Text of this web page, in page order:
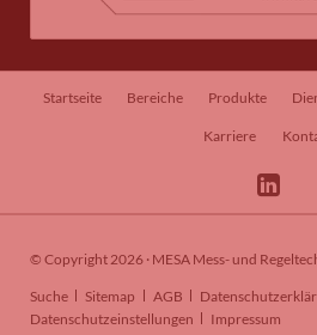
Navigation
Startseite Bereiche Produkte
Karriere
© Copyright 2026 · MESA Mess- und
Navigation
überspringen
Suche Sitemap AGB
Datenschutzeinstellungen
Impressum